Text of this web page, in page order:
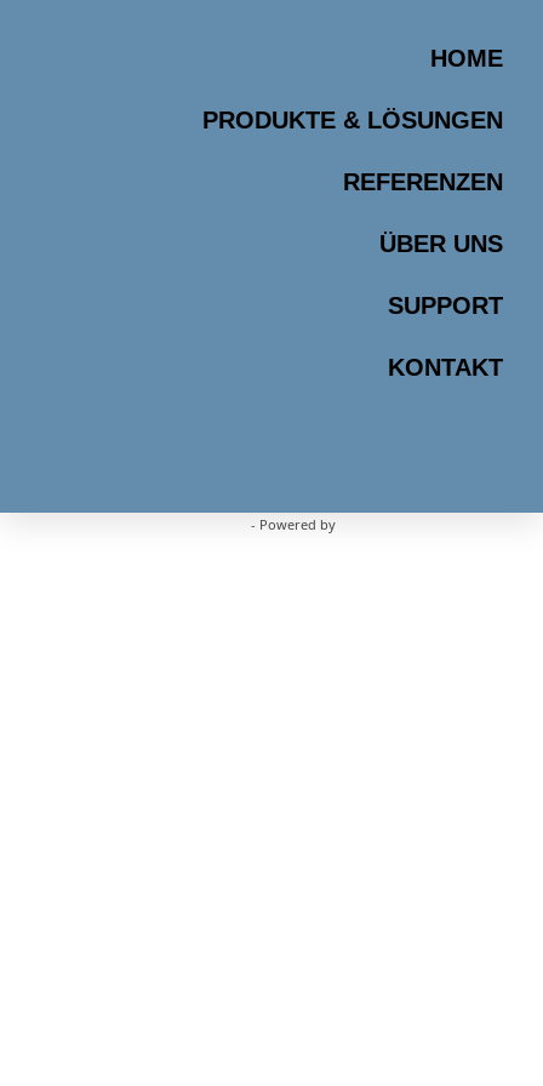
HOME
PRODUKTE & LÖSUNGEN
REFERENZEN
ÜBER UNS
SUPPORT
KONTAKT
- Powered by